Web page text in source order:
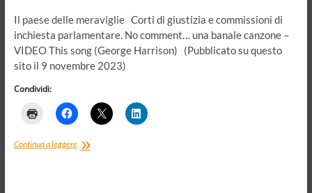
Il paese delle meraviglie Corti di giustizia e commissioni di
inchiesta parlamentare. No comment… una banale canzone –
VIDEO This song (George Harrison) (Pubblicato su questo
sito il 9 novembre 2023)
Condividi:
Continua a leggereCorti